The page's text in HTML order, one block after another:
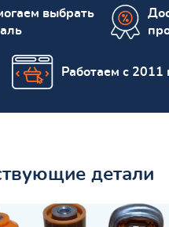
выбрать
Работаем с 2011
детали